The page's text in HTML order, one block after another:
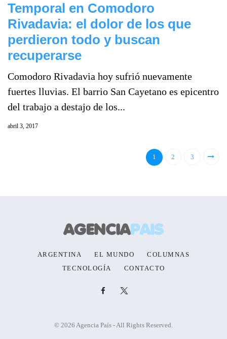
Temporal en Comodoro
Rivadavia: el dolor de los que
perdieron todo y buscan
recuperarse
Comodoro Rivadavia hoy sufrió nuevamente
fuertes lluvias. El barrio San Cayetano es epicentro
del trabajo a destajo de los...
abril 3, 2017
1 2 3
ARGENTINA EL MUNDO
COLUMNAS
TECNOLOGÍA
CONTACTO
© 2026 Agencia País - All Rights Reserved.